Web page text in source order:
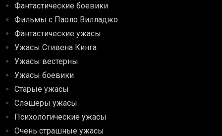
Фантастические боевики
Фильмы с Паоло Вилладжо
Фантастические ужасы
Ужасы Стивена Кинга
Ужасы вестерны
Ужасы боевики
Старые ужасы
Слэшеры ужасы
Психологические ужасы
Очень страшные ужасы